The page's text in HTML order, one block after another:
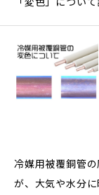
然に予防する対
冷媒用被覆銅管
が、大気や水分